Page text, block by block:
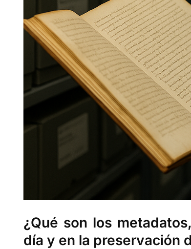
¿Qué son los
día y en la preservación